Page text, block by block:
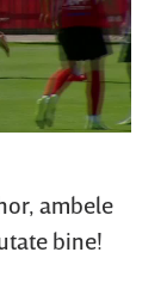
ambele
bine!